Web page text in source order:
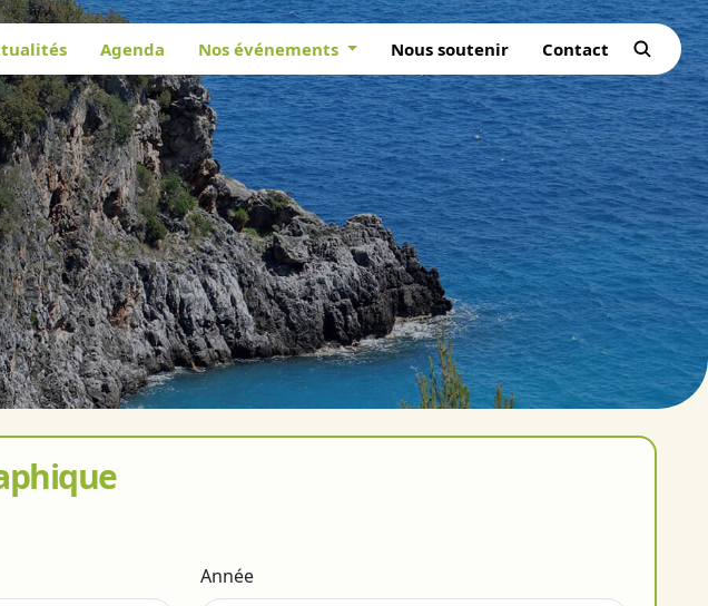
Agenda Nos événements Nous soutenir Contact
Année